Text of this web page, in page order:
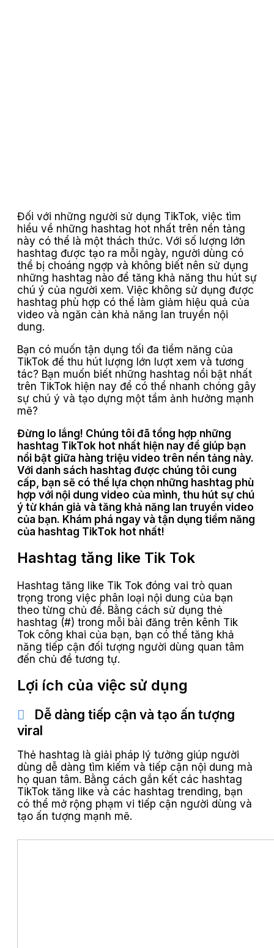
Đối với những người sử dụng TikTok, việc tìm
hiểu về những hashtag hot nhất trên nền tảng
này có thể là một thách thức. Với số lượng lớn
hashtag được tạo ra mỗi ngày, người dùng có
thể bị choáng ngợp và không biết nên sử dụng
những hashtag nào để tăng khả năng thu hút sự
chú ý của người xem. Việc không sử dụng được
hashtag phù hợp có thể làm giảm hiệu quả của
video và ngăn cản khả năng lan truyền nội
dung.
Bạn có muốn tận dụng tối đa tiềm năng của
TikTok để thu hút lượng lớn lượt xem và tương
tác? Bạn muốn biết những hashtag nổi bật nhất
trên TikTok hiện nay để có thể nhanh chóng gây
sự chú ý và tạo dựng một tầm ảnh hưởng mạnh
mẽ?
Đừng lo lắng! Chúng tôi đã tổng hợp những
hashtag TikTok hot nhất hiện nay để giúp bạn
nổi bật giữa hàng triệu video trên nền tảng này.
Với danh sách hashtag được chúng tôi cung
cấp, bạn sẽ có thể lựa chọn những hashtag phù
hợp với nội dung video của mình, thu hút sự chú
ý từ khán giả và tăng khả năng lan truyền video
của bạn. Khám phá ngay và tận dụng tiềm năng
của hashtag TikTok hot nhất!
Hashtag tăng like Tik Tok
Hashtag tăng like Tik Tok đóng vai trò quan
trọng trong việc phân loại nội dung của bạn
theo từng chủ đề. Bằng cách sử dụng thẻ
hashtag (#) trong mỗi bài đăng trên kênh Tik
Tok công khai của bạn, bạn có thể tăng khả
năng tiếp cận đối tượng người dùng quan tâm
đến chủ đề tương tự.
Lợi ích của việc sử dụng
Dễ dàng tiếp cận và tạo ấn tượng
viral
Thẻ hashtag là giải pháp lý tưởng giúp người
dùng dễ dàng tìm kiếm và tiếp cận nội dung mà
họ quan tâm. Bằng cách gắn kết các hashtag
TikTok tăng like và các hashtag trending, bạn
có thể mở rộng phạm vi tiếp cận người dùng và
tạo ấn tượng mạnh mẽ.